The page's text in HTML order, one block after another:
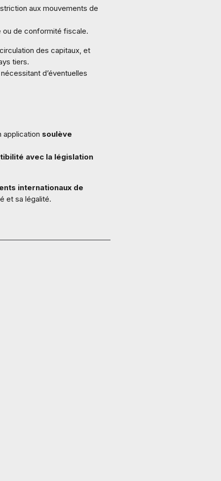
aux mouvements de
ou de conformité fiscale.
des capitaux, et
tiers.
d’éventuelles
application soulève
avec la législation
internationaux de
et sa légalité.